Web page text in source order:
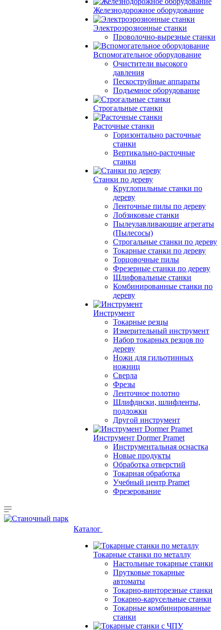
Железнодорожное оборудование
Электроэрозионные станки
Проволочно-вырезные станки
Вспомогательное оборудование
Очистители высокого
давления
Пескоструйные аппараты
Подъемное оборудование
Строгальные станки
Расточные станки
Горизонтально расточные
станки
Вертикально-расточные
станки
Станки по дереву
Круглопильные станки по
дереву
Ленточные пилы по дереву
Лобзиковые станки
Пылеулавливающие агрегаты
(Пылесосы)
Строгальные станки по дереву
Токарные станки по дереву
Торцовочные пилы
Фрезерные станки по дереву
Шлифовальные станки
Комбинированные станки по
дереву
Инструмент
Токарные резцы
Измерительный инструмент
Набор токарных резцов по
дереву
Ножи для гильотинных
ножниц
Сверла
Фрезы
Ленточное полотно
Шлифдиски, шлифленты,
подложки
Другой инструмент
Инструмент Dormer Pramet
Инструментальная оснастка
Новые продукты
Обработка отверстий
Токарная обработка
Учебный центр Pramet
Фрезерование
Каталог
Токарные станки по металлу
Настольные токарные станки
Прутковые токарные
автоматы
Токарно-винторезные станки
Токарно-карусельные станки
Токарные комбинированные
станки